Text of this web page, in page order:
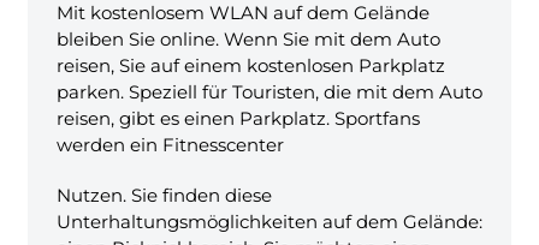
Mit kostenlosem WLAN auf dem Gelände
bleiben Sie online. Wenn Sie mit dem Auto
reisen, Sie auf einem kostenlosen Parkplatz
parken. Speziell für Touristen, die mit dem Auto
reisen, gibt es einen Parkplatz. Sportfans
werden ein Fitnesscenter
Nutzen. Sie finden diese
Unterhaltungsmöglichkeiten auf dem Gelände: